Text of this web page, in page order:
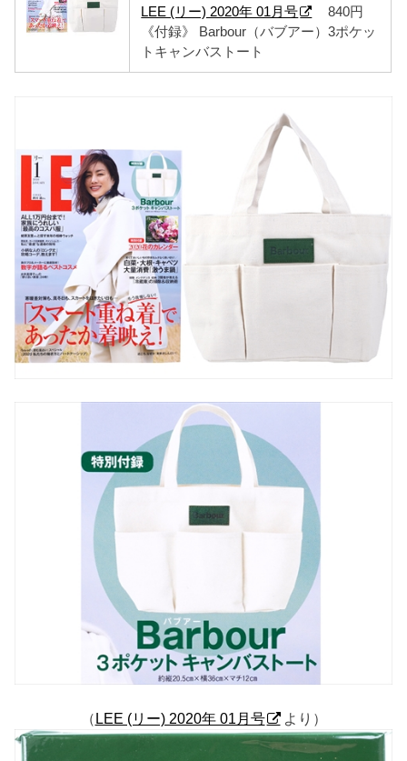
LEE (リー) 2020年 01月号
840円
《付録》 Barbour（バブアー）3ポケッ
トキャンバストート
（LEE (リー) 2020年 01月号 より）